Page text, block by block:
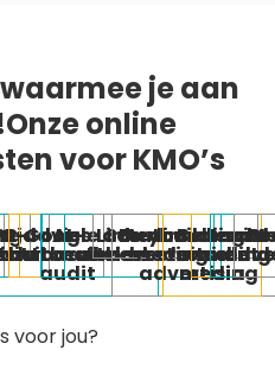
je aan
Onze online
voor KMO’s
AI-
audit
Google ads
uitbesteden
E-
mailmarketing
Linkedin
uitbesteden
Storybuilding
Automatische
recruitment
advertising
Beheer
sociale
media
Social
selling
voor jou?